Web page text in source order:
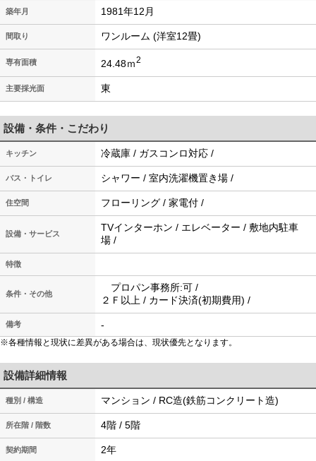
築年月 1981年12月
間取り ワンルーム (洋室12畳)
専有面積 24.48ｍ2
主要採光面 東
設備・条件・こだわり
キッチン 冷蔵庫 / ガスコンロ対応 /
バス・トイレ シャワー / 室内洗濯機置き場 /
住空間 フローリング / 家電付 /
設備・サービス
TVインターホン / エレベーター / 敷地内駐車
場 /
特徴
条件・その他
プロパン事務所:可 /
２Ｆ以上 / カード決済(初期費用) /
備考 -
※各種情報と現状に差異がある場合は、現状優先となります。
設備詳細情報
種別 / 構造 マンション / RC造(鉄筋コンクリート造)
所在階 / 階数 4階 / 5階
契約期間 2年